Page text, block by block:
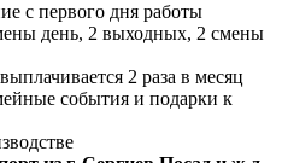
с первого дня работы
день, 2 выходных, 2 смены
2 раза в месяц
события и подарки к